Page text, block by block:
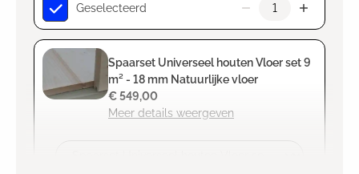
Geselecteerd
Spaarset Universeel houten Vloer set 9
m² - 18 mm Natuurlijke vloer
Meer details weergeven
€ 549,00